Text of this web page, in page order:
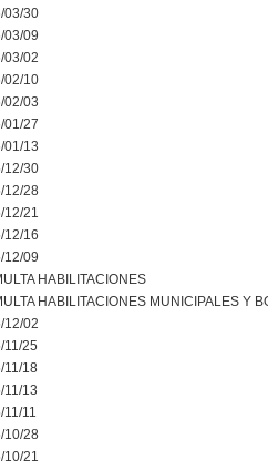
03/30
03/09
03/02
02/10
02/03
01/27
01/13
12/30
12/28
12/21
12/16
12/09
HABILITACIONES
HABILITACIONES MUNICIPALES Y
12/02
11/25
11/18
11/13
11
10/28
10/21